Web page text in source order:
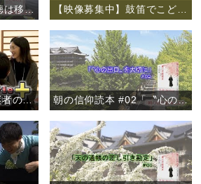
朝の信仰読本 #03「徳は移動する？」 【映像募集中】鼓笛でこどもおぢばがえりテーマソング♪
Movie+ 03「道の後継者の集い」西鎮分教会 朝の信仰読本 #02「〝心の出口〟を大切に」